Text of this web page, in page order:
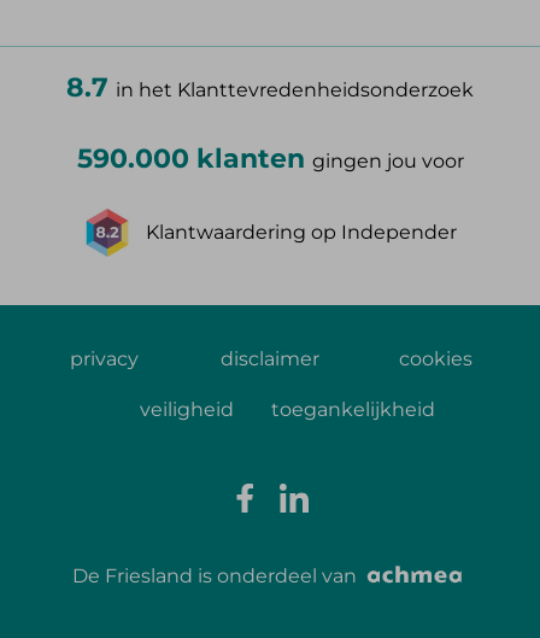
8.7 in het Klanttevredenheidsonderzoek
590.000 klanten gingen jou voor
Klantwaardering op Independer
privacy disclaimer cookies
veiligheid toegankelijkheid
De Friesland is onderdeel van